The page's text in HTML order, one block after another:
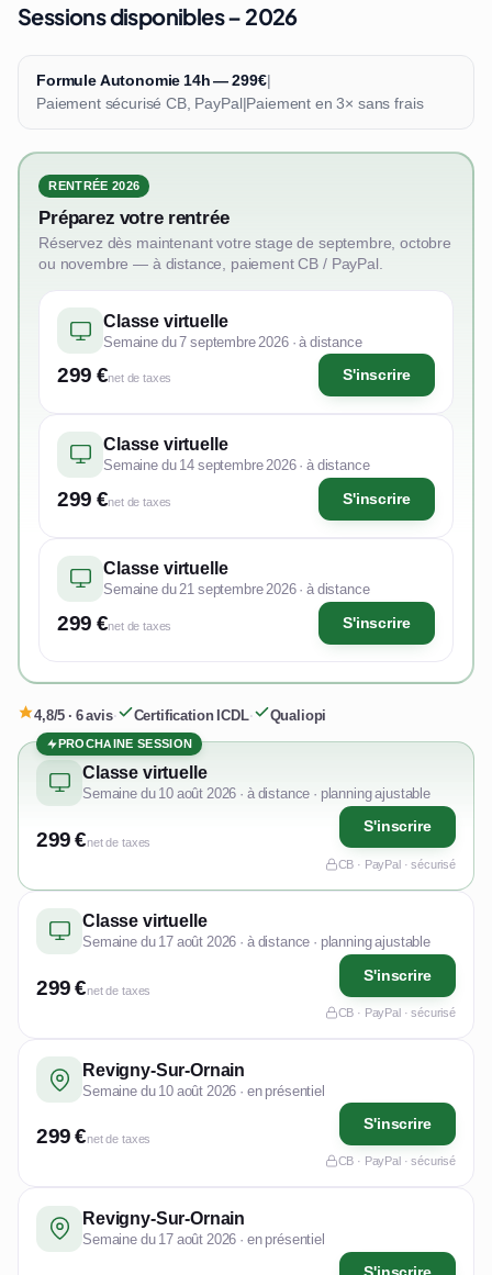
Sessions disponibles – 2026
Formule Autonomie 14h — 299€|
Paiement sécurisé CB, PayPal|Paiement en 3× sans frais
RENTRÉE 2026
Préparez votre rentrée
Réservez dès maintenant votre stage de septembre, octobre
ou novembre — à distance, paiement CB / PayPal.
Classe virtuelle
Semaine du 7 septembre 2026 · à distance
299 €net de taxes S'inscrire
Classe virtuelle
Semaine du 14 septembre 2026 · à distance
299 €net de taxes S'inscrire
Classe virtuelle
Semaine du 21 septembre 2026 · à distance
299 €net de taxes S'inscrire
4,8/5 · 6 avis· Certification ICDL· Qualiopi
PROCHAINE SESSION
Classe virtuelle
Semaine du 10 août 2026 · à distance · planning ajustable
299 €net de taxes
S'inscrire
CB · PayPal · sécurisé
Classe virtuelle
Semaine du 17 août 2026 · à distance · planning ajustable
299 €net de taxes
S'inscrire
CB · PayPal · sécurisé
Revigny-Sur-Ornain
Semaine du 10 août 2026 · en présentiel
299 €net de taxes
S'inscrire
CB · PayPal · sécurisé
Revigny-Sur-Ornain
Semaine du 17 août 2026 · en présentiel